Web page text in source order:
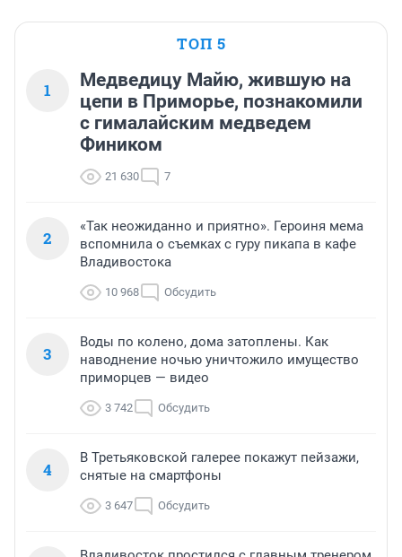
ТОП 5
1
Медведицу Майю, жившую на
цепи в Приморье, познакомили
с гималайским медведем
Фиником
21 630 7
2
«Так неожиданно и приятно». Героиня мема
вспомнила о съемках с гуру пикапа в кафе
Владивостока
10 968 Обсудить
3
Воды по колено, дома затоплены. Как
наводнение ночью уничтожило имущество
приморцев — видео
3 742 Обсудить
4
В Третьяковской галерее покажут пейзажи,
снятые на смартфоны
3 647 Обсудить